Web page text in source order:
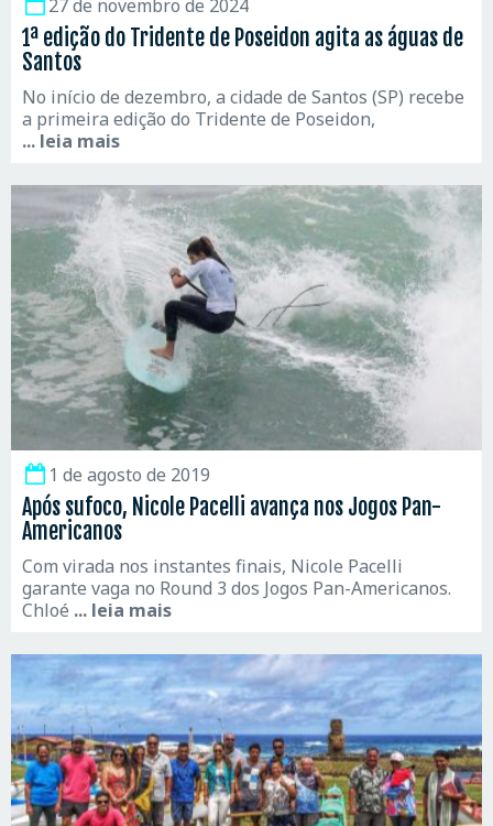
27 de novembro de 2024
1ª edição do Tridente de Poseidon agita as águas de
Santos
No início de dezembro, a cidade de Santos (SP) recebe
a primeira edição do Tridente de Poseidon,
... leia mais
1 de agosto de 2019
Após sufoco, Nicole Pacelli avança nos Jogos Pan-
Americanos
Com virada nos instantes finais, Nicole Pacelli
garante vaga no Round 3 dos Jogos Pan-Americanos.
Chloé ... leia mais